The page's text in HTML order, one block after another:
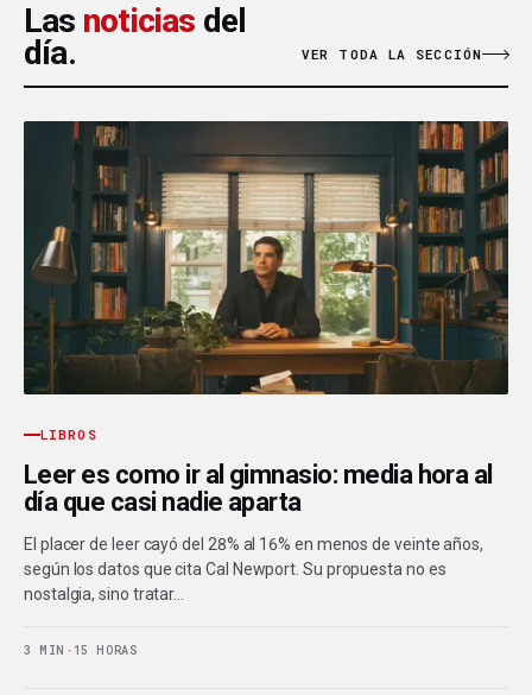
Las noticias del
día.
VER TODA LA SECCIÓN
LIBROS
Leer es como ir al gimnasio: media hora al
día que casi nadie aparta
El placer de leer cayó del 28% al 16% en menos de veinte años,
según los datos que cita Cal Newport. Su propuesta no es
nostalgia, sino tratar…
3 MIN · 15 HORAS